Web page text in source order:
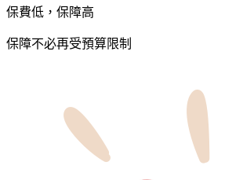
保費低，保障高
保障不必再受預算限制